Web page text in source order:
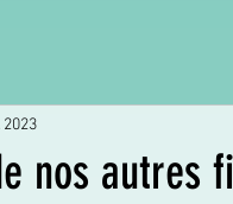
nos autres
2023